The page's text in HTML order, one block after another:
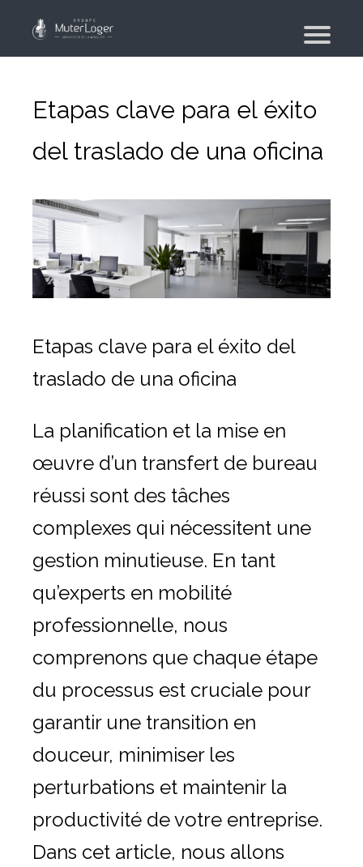
El grupo
Moving planner
Su búsqueda de vivienda
Su agencia inmobiliaria
Moviente
Mudanza militar – PFMD Oficial
Traslado de oficinas
Nuestras herramientas
Contacto
Alquiler vacacional
Etapas clave para el éxito
del traslado de una oficina
Etapas clave para el éxito del
traslado de una oficina
La planification et la mise en
œuvre d’un transfert de bureau
réussi sont des tâches
complexes qui nécessitent une
gestion minutieuse. En tant
qu’experts en mobilité
professionnelle, nous
comprenons que chaque étape
du processus est cruciale pour
garantir une transition en
douceur, minimiser les
perturbations et maintenir la
productivité de votre entreprise.
Dans cet article, nous allons